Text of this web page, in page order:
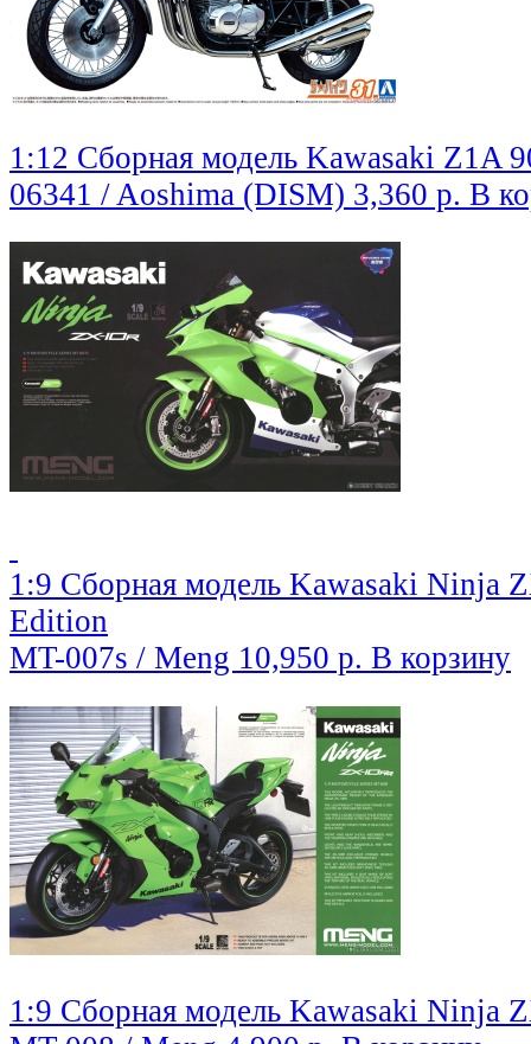
1:12 Сборная модель Kawasaki Z1A
06341 / Aoshima (DISM) 3,360 р. В
1:9 Сборная модель Kawasaki Ninja
Edition
MT-007s / Meng 10,950 р. В корзину
1:9 Сборная модель Kawasaki Ninja